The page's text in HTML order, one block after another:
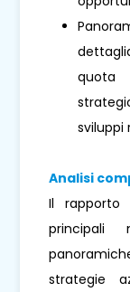
sviluppi
Analisi
Il rapporto
principali
strategie